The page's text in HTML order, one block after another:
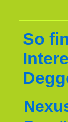
So